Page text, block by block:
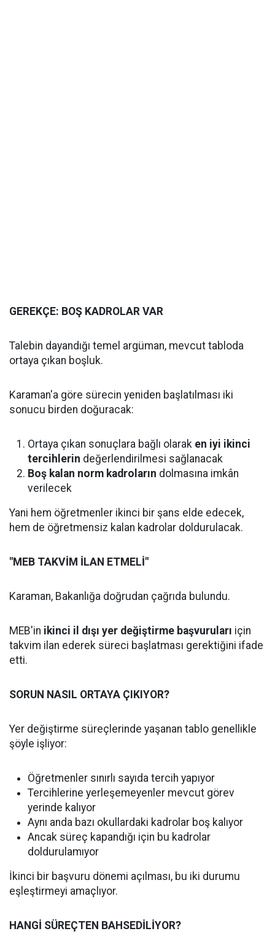
GEREKÇE: BOŞ KADROLAR VAR
Talebin dayandığı temel argüman, mevcut tabloda
ortaya çıkan boşluk.
Karaman'a göre sürecin yeniden başlatılması iki
sonucu birden doğuracak:
Ortaya çıkan sonuçlara bağlı olarak en iyi ikinci
tercihlerin değerlendirilmesi sağlanacak
Boş kalan norm kadroların dolmasına imkân
verilecek
Yani hem öğretmenler ikinci bir şans elde edecek,
hem de öğretmensiz kalan kadrolar doldurulacak.
"MEB TAKVİM İLAN ETMELİ"
Karaman, Bakanlığa doğrudan çağrıda bulundu.
MEB'in ikinci il dışı yer değiştirme başvuruları için
takvim ilan ederek süreci başlatması gerektiğini ifade
etti.
SORUN NASIL ORTAYA ÇIKIYOR?
Yer değiştirme süreçlerinde yaşanan tablo genellikle
şöyle işliyor:
Öğretmenler sınırlı sayıda tercih yapıyor
Tercihlerine yerleşemeyenler mevcut görev
yerinde kalıyor
Aynı anda bazı okullardaki kadrolar boş kalıyor
Ancak süreç kapandığı için bu kadrolar
doldurulamıyor
İkinci bir başvuru dönemi açılması, bu iki durumu
eşleştirmeyi amaçlıyor.
HANGİ SÜREÇTEN BAHSEDİLİYOR?